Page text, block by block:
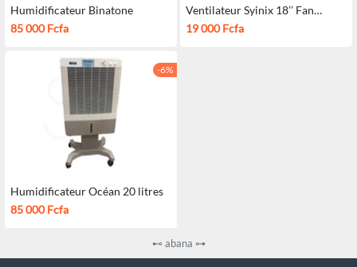
Humidificateur Binatone
85 000 Fcfa
Ventilateur Syinix 18’’ Fan
18N508 – 5 Pales Multifonction
19 000 Fcfa
-6%
Humidificateur Océan 20 litres
85 000 Fcfa
⊷ abana ⊶